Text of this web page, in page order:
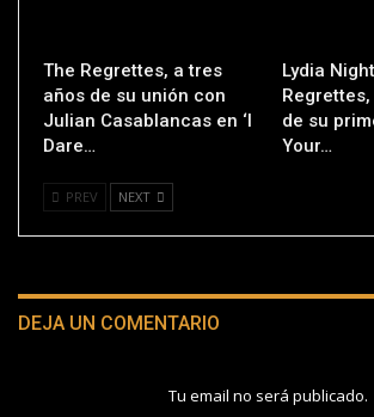
The Regrettes, a tres
años de su unión con
Julian Casablancas en ‘I
Dare…
Lydia
de su
Your…
PREV NEXT
DEJA UN COMENTARIO
Tu email no será publicado.